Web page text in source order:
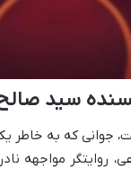
سید
جوانی که به خاطر
روایتگر مواجهه